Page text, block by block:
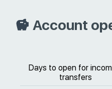
Account
Days to open for
transfers